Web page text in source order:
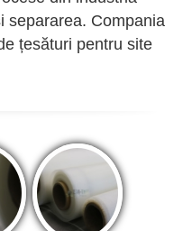
separarea. Compania
țesături pentru site